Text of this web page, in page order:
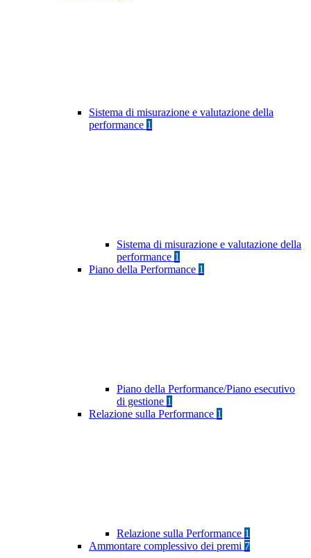
Sistema di misurazione e valutazione della
performance 1
Sistema di misurazione e valutazione della
performance 1
Piano della Performance 1
Piano della Performance/Piano esecutivo
di gestione 1
Relazione sulla Performance 1
Relazione sulla Performance 1
Ammontare complessivo dei premi 7